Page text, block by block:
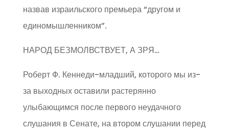
назвав израильского премьера “другом и
единомышленником”.
НАРОД БЕЗМОЛВСТВУЕТ, А ЗРЯ…
Роберт Ф. Кеннеди-младший, которого мы из-
за выходных оставили растерянно
улыбающимся после первого неудачного
слушания в Сенате, на втором слушании перед